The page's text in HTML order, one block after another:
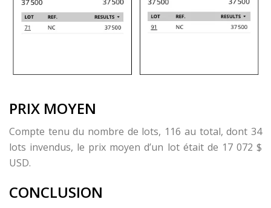
PRIX MOYEN
Compte tenu du nombre de lots, 116 au total, dont 34
lots invendus, le prix moyen d’un lot était de 17 072 $
USD.
CONCLUSION